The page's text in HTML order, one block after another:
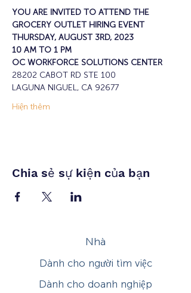
YOU ARE INVITED TO ATTEND THE
GROCERY OUTLET HIRING EVENT
THURSDAY, AUGUST 3RD, 2023
10 AM TO 1 PM
OC WORKFORCE SOLUTIONS CENTER
28202 CABOT RD STE 100
LAGUNA NIGUEL, CA 92677
Hiện thêm
Chia sẻ sự kiện của bạn
Nhà
Dành cho người tìm việc
Dành cho doanh nghiệp